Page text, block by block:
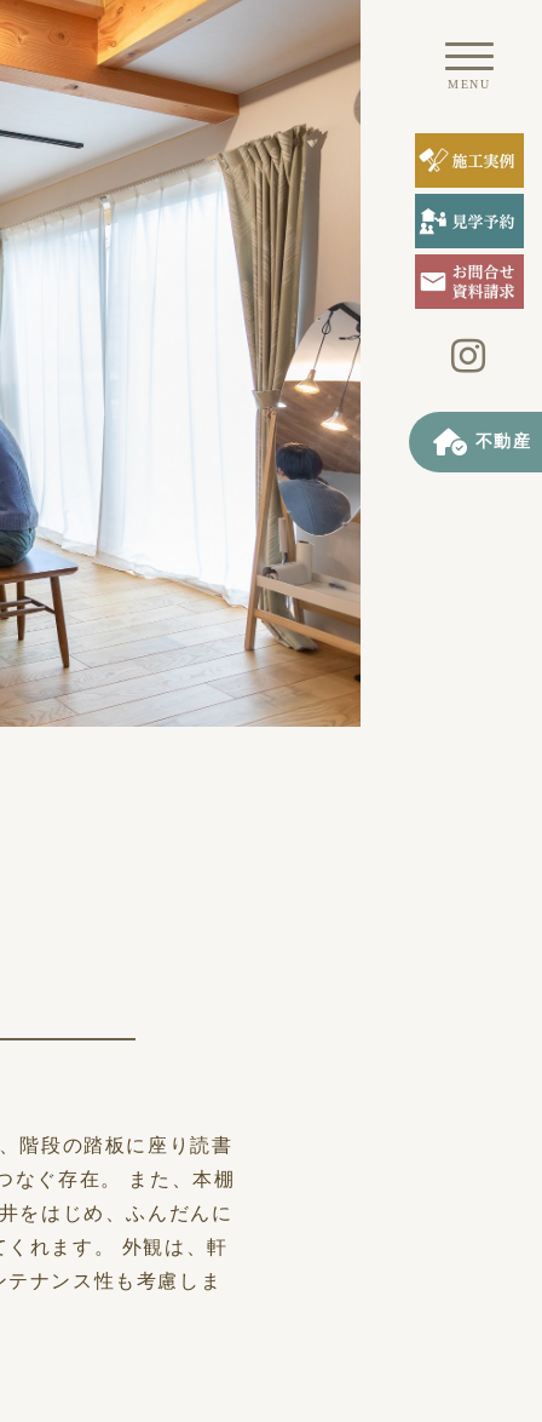
MENU
不動産
階段の踏板に座り読書
なぐ存在。 また、本棚
をはじめ、ふんだんに
れます。 外観は、軒
ナンス性も考慮しま